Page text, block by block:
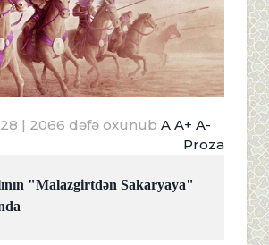
| 2066 dəfə oxunub A A+ A-
Proza
"Malazgirtdən Sakaryaya"